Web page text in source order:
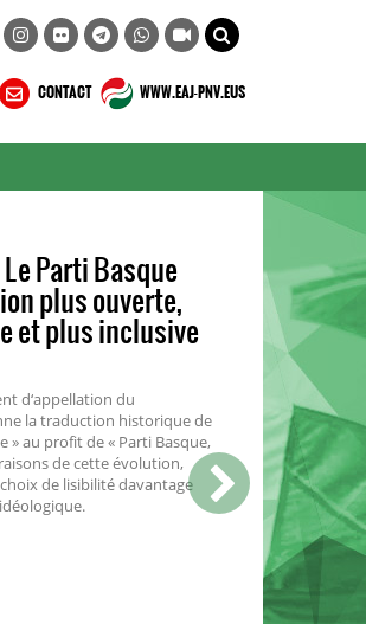
CONTACT WWW.EAJ-PNV.EUS
de
vers une
: l’écologie
renouvelée
n'est pas une
doit au contraire être le
tant que nous en
que nous savons limitées.
l’ensemble des initiatives
régénérative.